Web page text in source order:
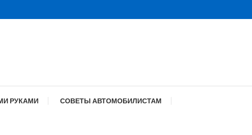
РУКАМИ СОВЕТЫ АВТОМОБИЛИСТАМ